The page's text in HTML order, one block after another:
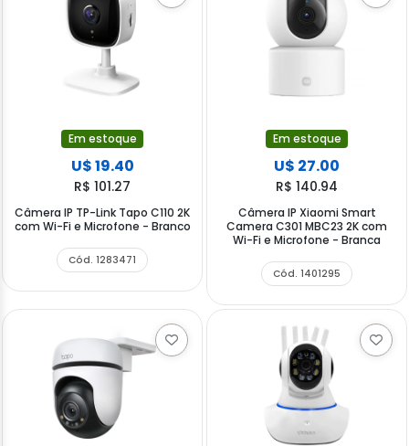
Em estoque
U$ 19.40
R$ 101.27
Câmera IP TP-Link Tapo C110 2K
com Wi-Fi e Microfone - Branco
Cód. 1283471
Em estoque
U$ 27.00
R$ 140.94
Câmera IP Xiaomi Smart
Camera C301 MBC23 2K com
Wi-Fi e Microfone - Branca
Cód. 1401295